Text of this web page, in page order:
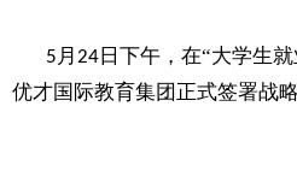
5 月 24 日下午，在“大学生
优才国际教育集团正式签署战